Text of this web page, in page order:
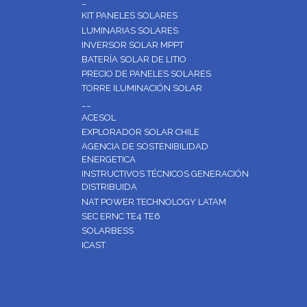
KIT PANELES SOLARES
LUMINARIAS SOLARES
INVERSOR SOLAR MPPT
BATERÍA SOLAR DE LITIO
PRECIO DE PANELES SOLARES
TORRE ILUMINACIÓN SOLAR
ACESOL
EXPLORADOR SOLAR CHILE
AGENCIA DE SOSTENIBILIDAD
ENERGETICA
INSTRUCTIVOS TÉCNICOS GENERACIÓN
DISTRIBUIDA
NAT POWER TECHNOLOGY LATAM
SEC ERNC TE4 TE6
SOLARBESS
ICAST